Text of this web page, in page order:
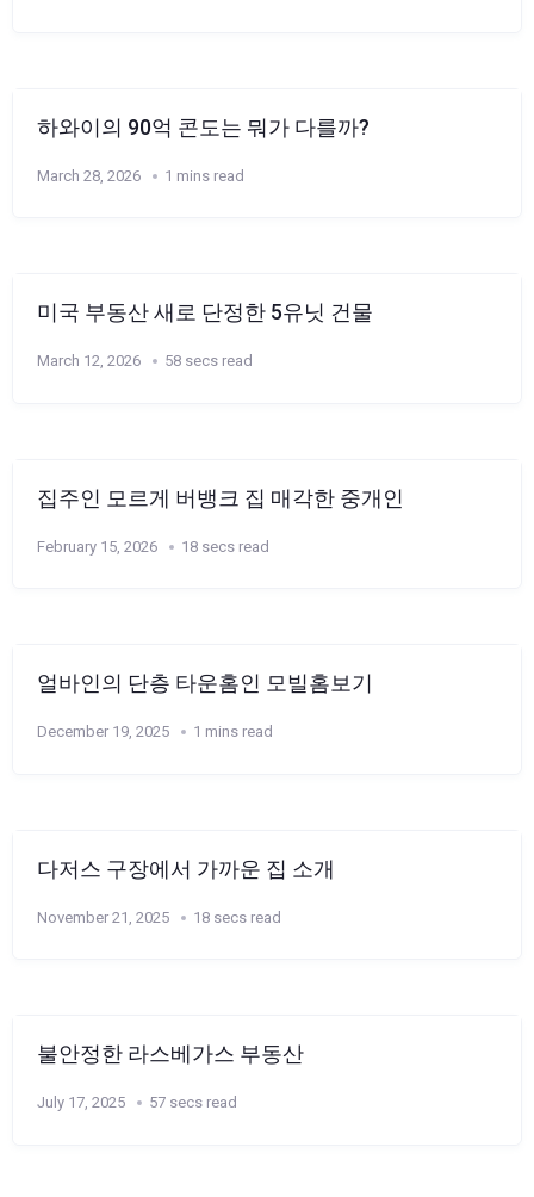
하와이의 90억 콘도는 뭐가 다를까?
March 28, 2026 1 mins read
미국 부동산 새로 단정한 5유닛 건물
March 12, 2026 58 secs read
집주인 모르게 버뱅크 집 매각한 중개인
February 15, 2026 18 secs read
얼바인의 단층 타운홈인 모빌홈보기
December 19, 2025 1 mins read
다저스 구장에서 가까운 집 소개
November 21, 2025 18 secs read
불안정한 라스베가스 부동산
July 17, 2025 57 secs read